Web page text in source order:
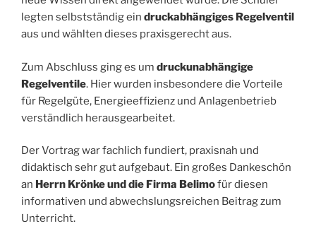
legten selbstständig ein druckabhängiges Regelventil
aus und wählten dieses praxisgerecht aus.
Zum Abschluss ging es um druckunabhängige
Regelventile. Hier wurden insbesondere die Vorteile
für Regelgüte, Energieeffizienz und Anlagenbetrieb
verständlich herausgearbeitet.
Der Vortrag war fachlich fundiert, praxisnah und
didaktisch sehr gut aufgebaut. Ein großes Dankeschön
an Herrn Krönke und die Firma Belimofür diesen
informativen und abwechslungsreichen Beitrag zum
Unterricht.